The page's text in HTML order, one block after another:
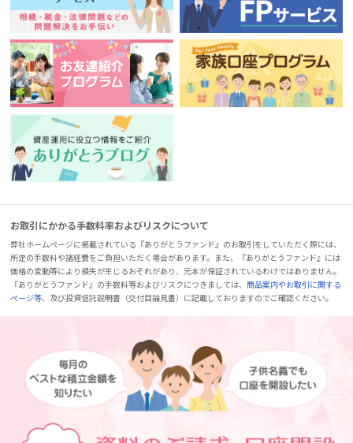
お取引にかかる手数料率およびリスクについて
弊社ホームページに掲載されている『ありがとうファンド』のお取引をしていただく際には、
所定の手数料や諸経費をご負担いただく場合があります。また、『ありがとうファンド』には
価格の変動等により損失が生じるおそれがあり、元本が保証されているわけではありません。
『ありがとうファンド』の手数料等およびリスクにつきましては、商品案内やお取引に関する
ページ等、及び投資信託説明書（交付目論見書）に記載しておりますのでご確認ください。